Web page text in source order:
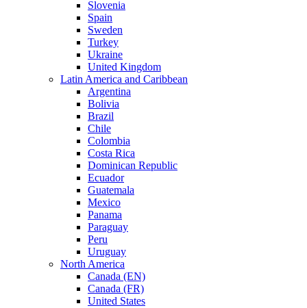
Slovenia
Spain
Sweden
Turkey
Ukraine
United Kingdom
Latin America and Caribbean
Argentina
Bolivia
Brazil
Chile
Colombia
Costa Rica
Dominican Republic
Ecuador
Guatemala
Mexico
Panama
Paraguay
Peru
Uruguay
North America
Canada (EN)
Canada (FR)
United States